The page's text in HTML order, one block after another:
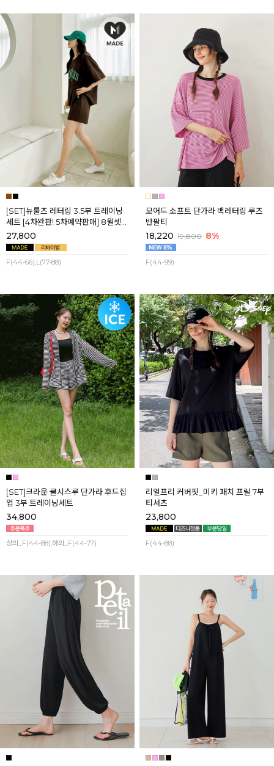
[SET]뉴룰즈 레터링 3.5부 트레이닝
세트 [4차완판! 5차예약판매] 8월셋
째주 순차배송
27,800
F(44-66),L(77-88)
모어드 소프트 단가라 백레터링 루즈
반팔티
18,220 19,800 8%
F(44-99)
[SET]크라운 쿨시스루 단가라 후드집
업 3부 트레이닝세트
34,800
상의_F(44-88),하의_F(44-77)
리얼프리 커버핏_미키 패치 프릴 7부
티셔츠
23,800
F(44-88)